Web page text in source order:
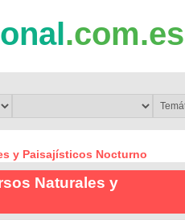
.com.es
y Paisajísticos Nocturno
Naturales y